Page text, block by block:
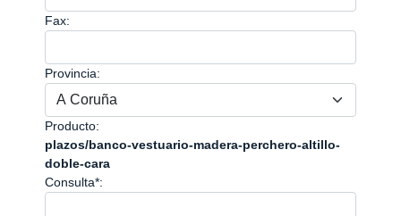
Fax:
Provincia:
Producto:
plazos/banco-vestuario-madera-perchero-altillo-
doble-cara
Consulta*: